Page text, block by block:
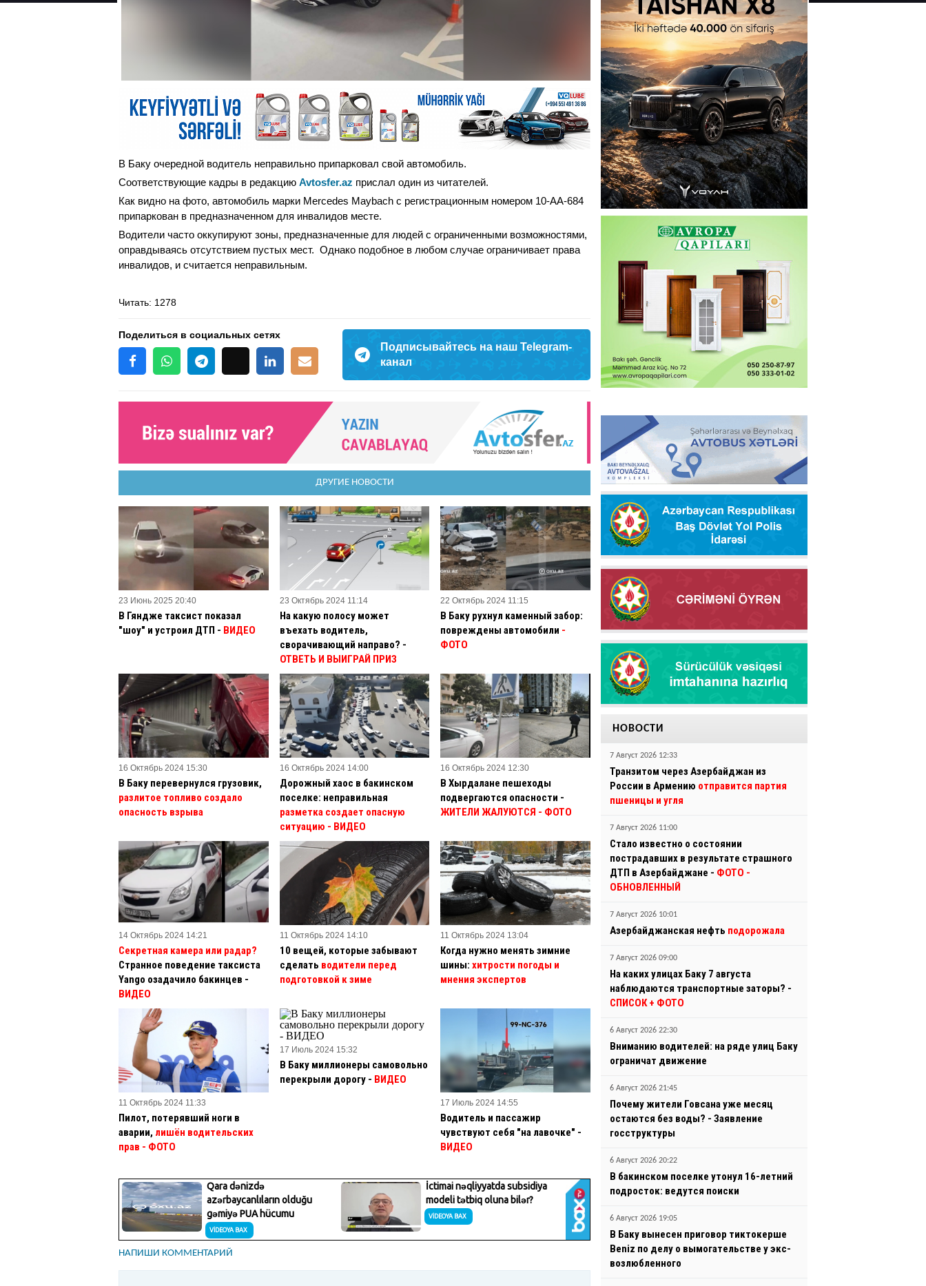
В Баку очередной водитель неправильно припарковал свой автомобиль.
Соответствующие кадры в редакцию Avtosfer.az прислал один из читателей.
Как видно на фото, автомобиль марки Mercedes Maybach с регистрационным номером 10-АА-684
припаркован в предназначенном для инвалидов месте.
Водители часто оккупируют зоны, предназначенные для людей с ограниченными возможностями,
оправдываясь отсутствием пустых мест. Однако подобное в любом случае ограничивает права
инвалидов, и считается неправильным.
Читать: 1278
Поделиться в социальных сетях
Подписывайтесь на наш Telegram-
канал
ДРУГИЕ НОВОСТИ
23 Июнь 2025 20:40
В Гяндже таксист показал
"шоу" и устроил ДТП - ВИДЕО
23 Октябрь 2024 11:14
На какую полосу может
въехать водитель,
сворачивающий направо? -
ОТВЕТЬ И ВЫИГРАЙ ПРИЗ
22 Октябрь 2024 11:15
В Баку рухнул каменный забор:
повреждены автомобили -
ФОТО
16 Октябрь 2024 15:30
В Баку перевернулся грузовик,
разлитое топливо создало
опасность взрыва
16 Октябрь 2024 14:00
Дорожный хаос в бакинском
поселке: неправильная
разметка создает опасную
ситуацию - ВИДЕО
16 Октябрь 2024 12:30
В Хырдалане пешеходы
подвергаются опасности -
ЖИТЕЛИ ЖАЛУЮТСЯ - ФОТО
14 Октябрь 2024 14:21
Секретная камера или радар?
Странное поведение таксиста
Yango озадачило бакинцев -
ВИДЕО
11 Октябрь 2024 14:10
10 вещей, которые забывают
сделать водители перед
подготовкой к зиме
11 Октябрь 2024 13:04
Когда нужно менять зимние
шины:хитрости погоды и
мнения экспертов
11 Октябрь 2024 11:33
Пилот, потерявший ноги в
аварии, лишён водительских
прав - ФОТО
17 Июль 2024 15:32
В Баку миллионеры самовольно
перекрыли дорогу - ВИДЕО
17 Июль 2024 14:55
Водитель и пассажир
чувствуют себя "на лавочке" -
ВИДЕО
НАПИШИ КОММЕНТАРИЙ
НОВОСТИ
7 Август 2026 12:33
Транзитом через Азербайджан из
России в Армению отправится партия
пшеницы и угля
7 Август 2026 11:00
Стало известно о состоянии
пострадавших в результате страшного
ДТП в Азербайджане - ФОТО -
ОБНОВЛЕННЫЙ
7 Август 2026 10:01
Азербайджанская нефть подорожала
7 Август 2026 09:00
На каких улицах Баку 7 августа
наблюдаются транспортные заторы? -
СПИСОК + ФОТО
6 Август 2026 22:30
Вниманию водителей: на ряде улиц Баку
ограничат движение
6 Август 2026 21:45
Почему жители Говсана уже месяц
остаются без воды? - Заявление
госструктуры
6 Август 2026 20:22
В бакинском поселке утонул 16-летний
подросток: ведутся поиски
6 Август 2026 19:05
В Баку вынесен приговор тиктокерше
Beniz по делу о вымогательстве у экс-
возлюбленного